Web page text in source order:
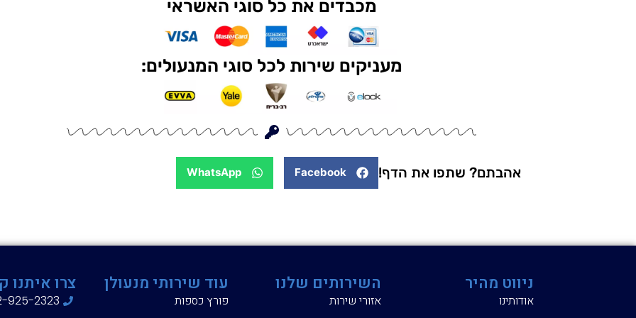
מכבדים את כל סוגי האשראי
מעניקים שירות לכל סוגי המנעולים:
Facebook
WhatsApp אהבתם? שתפו את הדף!
ניווט מהיר
אודותינו
השירותים שלנו
אזורי שירות
עוד שירותי מנעולן
פורץ כספות
צרו איתנו
925-2323